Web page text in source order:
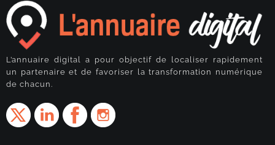
L’annuaire digital a pour objectif de localiser rapidement
un partenaire et de favoriser la transformation numérique
de chacun.